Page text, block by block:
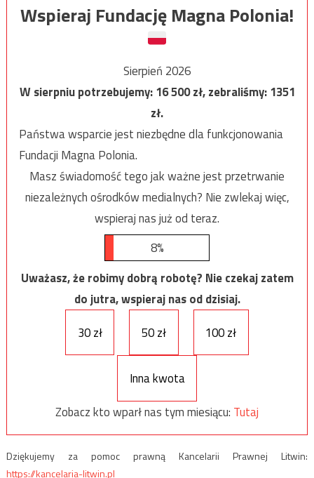
Wspieraj Fundację Magna Polonia!
Sierpień 2026
W sierpniu potrzebujemy:16 500zł, zebraliśmy:1351
zł.
Państwa wsparcie jest niezbędne dla funkcjonowania
Fundacji Magna Polonia.
Masz świadomość tego jak ważne jest przetrwanie
niezależnych ośrodków medialnych? Nie zwlekaj więc,
wspieraj nas już od teraz.
8%
Uważasz, że robimy dobrą robotę? Nie czekaj zatem
do jutra, wspieraj nas od dzisiaj.
30 zł
50 zł 100 zł
Inna kwota
Zobacz kto wparł nas tym miesiącu: Tutaj
Dziękujemy za pomoc prawną Kancelarii Prawnej Litwin:
https://kancelaria-litwin.pl